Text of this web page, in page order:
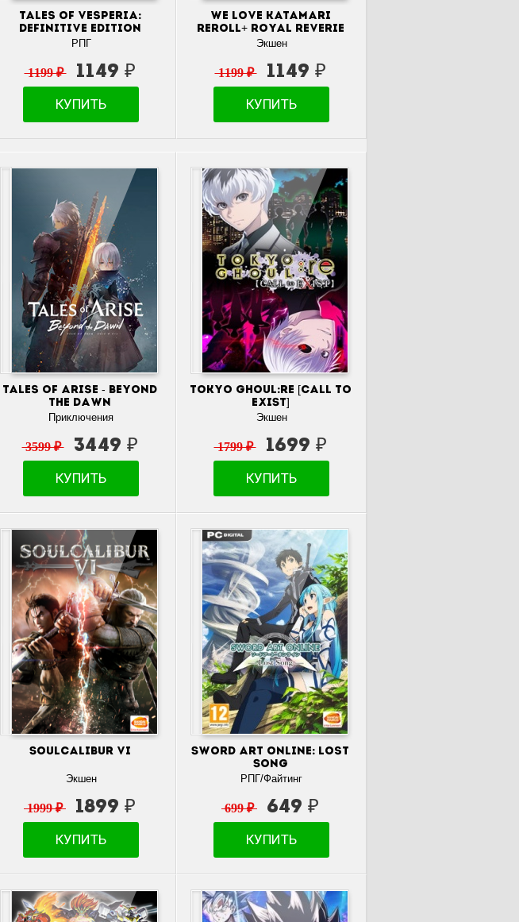
Tales of Vesperia:
Definitive Edition
РПГ
1199 ₽ 1149 ₽
КУПИТЬ
We Love Katamari
REROLL+ Royal Reverie
Экшен
1199 ₽ 1149 ₽
КУПИТЬ
Tales of Arise - Beyond
the Dawn
Приключения
3599 ₽ 3449 ₽
КУПИТЬ
TOKYO GHOUL:re [CALL to
EXIST]
Экшен
1799 ₽ 1699 ₽
КУПИТЬ
Soulcalibur VI
Экшен
1999 ₽ 1899 ₽
КУПИТЬ
Sword Art Online: Lost
Song
РПГ/Файтинг
699 ₽ 649 ₽
КУПИТЬ